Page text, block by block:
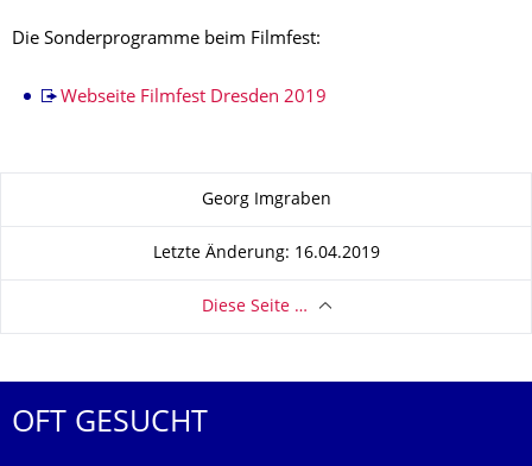
Die Sonderprogramme beim Filmfest:
Webseite Filmfest Dresden 2019
Georg Imgraben
Letzte Änderung: 16.04.2019
Diese Seite …
OFT GESUCHT